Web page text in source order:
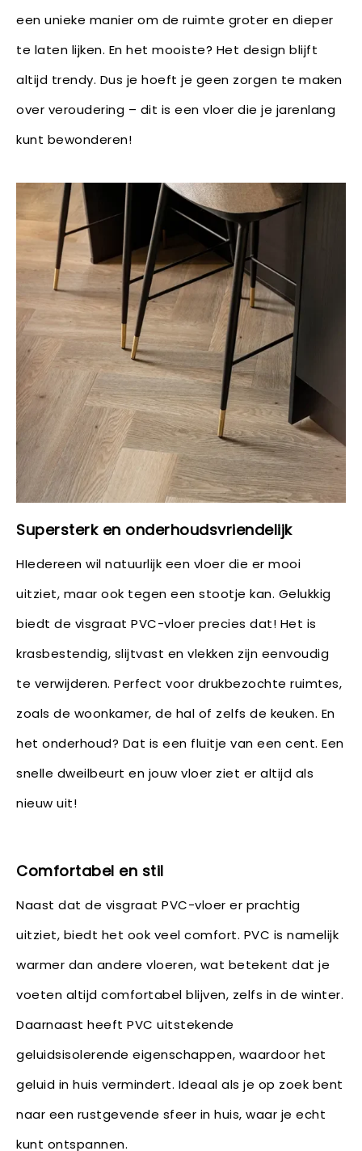
een unieke manier om de ruimte groter en dieper
te laten lijken. En het mooiste? Het design blijft
altijd trendy. Dus je hoeft je geen zorgen te maken
over veroudering – dit is een vloer die je jarenlang
kunt bewonderen!
Supersterk en onderhoudsvriendelijk
HIedereen wil natuurlijk een vloer die er mooi
uitziet, maar ook tegen een stootje kan. Gelukkig
biedt de visgraat PVC-vloer precies dat! Het is
krasbestendig, slijtvast en vlekken zijn eenvoudig
te verwijderen. Perfect voor drukbezochte ruimtes,
zoals de woonkamer, de hal of zelfs de keuken. En
het onderhoud? Dat is een fluitje van een cent. Een
snelle dweilbeurt en jouw vloer ziet er altijd als
nieuw uit!
Comfortabel en stil
Naast dat de visgraat PVC-vloer er prachtig
uitziet, biedt het ook veel comfort. PVC is namelijk
warmer dan andere vloeren, wat betekent dat je
voeten altijd comfortabel blijven, zelfs in de winter.
Daarnaast heeft PVC uitstekende
geluidsisolerende eigenschappen, waardoor het
geluid in huis vermindert. Ideaal als je op zoek bent
naar een rustgevende sfeer in huis, waar je echt
kunt ontspannen.